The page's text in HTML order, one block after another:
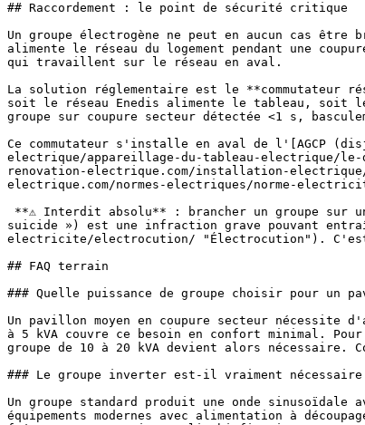
## Raccordement : le point de sécurité critique
Un groupe électrogène ne peut en aucun cas
alimente le réseau du logement pendant une
qui travaillent sur le réseau en aval.
La solution réglementaire est le **commutateur
soit le réseau Enedis alimente le tableau, soit le
groupe sur coupure secteur détectée <1 s,
Ce commutateur s'installe en aval de l'[AGCP
electrique/appareillage-du-tableau-electrique/
renovation-electrique.com/installation-
electrique.com/normes-electriques/norme-
suicide ») est une infraction grave pouvant
electricite/electrocution/ "Électrocution"). C'est
## FAQ terrain
### Quelle puissance de groupe choisir pour un
Un pavillon moyen en coupure secteur
à 5 kVA couvre ce besoin en confort minimal.
groupe de 10 à 20 kVA devient alors nécessaire.
### Le groupe inverter est-il vraiment nécessaire
Un groupe standard produit une onde
équipements modernes avec alimentation à